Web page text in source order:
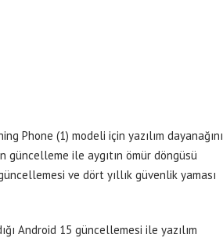
Phone (1) modeli için yazılım dayanağını
güncelleme ile aygıtın ömür döngüsü
ve dört yıllık güvenlik yaması
Android 15 güncellemesi ile yazılım